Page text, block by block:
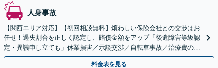
人身事故
【関西エリア対応】【初回相談無料】煩わしい保険会社との交渉はお
任せ！過失割合を正しく認定し、賠償金額をアップ「後遺障害等級認
定・異議申し立ても」休業損害／示談交渉／自転車事故／治療費の打
ち切り／物損事故／死亡事故【休日・夜間相談可】
料金表を見る